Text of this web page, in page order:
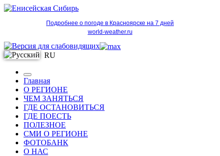
Подробнее о погоде в Красноярске на 7 дней
world-weather.ru
RU
Главная
О РЕГИОНЕ
ЧЕМ ЗАНЯТЬСЯ
ГДЕ ОСТАНОВИТЬСЯ
ГДЕ ПОЕСТЬ
ПОЛЕЗНОЕ
СМИ О РЕГИОНЕ
ФОТОБАНК
О НАС